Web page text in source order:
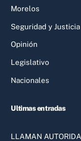
Morelos
Seguridad y Justicia
Opinión
Legislativo
Nacionales
Ultimas entradas
LLAMAN